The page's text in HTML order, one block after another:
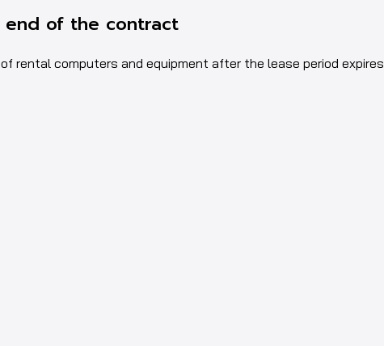
of the contract
rental computers and equipment after the lease period expires